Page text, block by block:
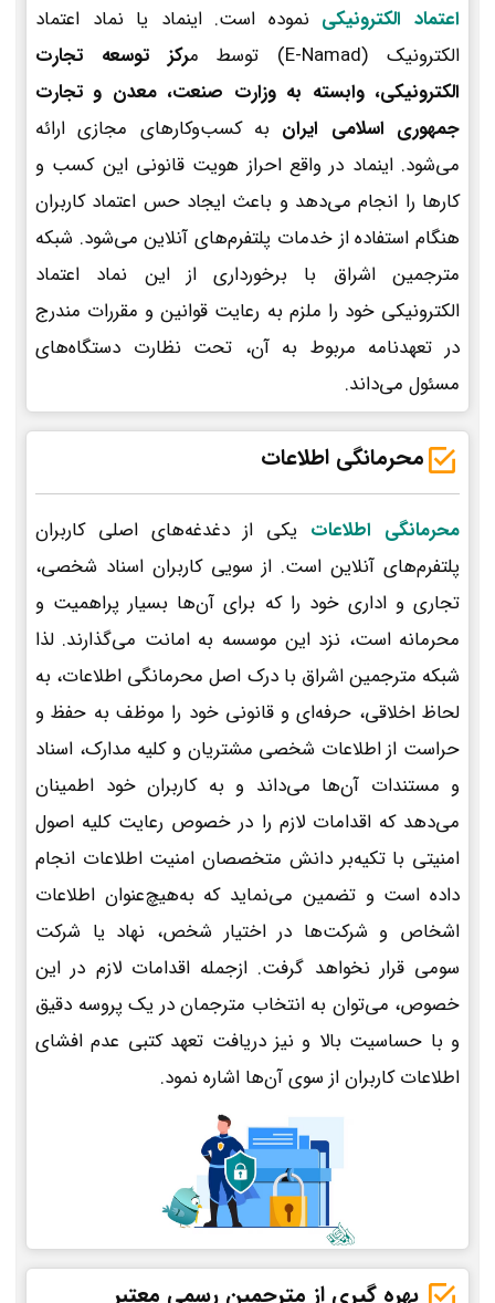
اعتماد الکترونیکی نموده است. اینماد یا نماد اعتماد
الکترونیک (E-Namad) توسط م
رکز توسعه تجارت
الکترونیکی، وابسته به وزارت صنعت، معدن و تجارت
جمهوری اسلامی ایران به کسب‌وکارهای مجازی ارائه
می‌شود. اینماد در واقع احراز هویت قانونی این کسب و
کارها را انجام می‌دهد و باعث ایجاد حس اعتماد کاربران
هنگام استفاده از خدمات پلتفرم‌های آنلاین می‌شود. شبکه
مترجمین اشراق با برخورداری از این نماد اعتماد
الکترونیکی خود را ملزم به رعایت قوانین و مقررات مندرج
در تعهدنامه مربوط به آن، تحت نظارت دستگاه‌های
مسئول می‌داند.
محرمانگی اطلاعات
محرمانگی اطلاعات یکی از دغدغه‌های اصلی کاربران
پلتفرم‌های آنلاین است. از سویی کاربران اسناد شخصی،
تجاری و اداری خود را که برای آن‌ها بسیار پراهمیت و
محرمانه است، نزد این موسسه به امانت می‌گذارند. لذا
شبکه مترجمین اشراق با درک اصل محرمانگی اطلاعات، به
لحاظ اخلاقی، حرفه‌ای و قانونی خود را موظف به حفظ و
حراست از اطلاعات شخصی مشتریان و کلیه مدارک، اسناد
و مستندات آن‌ها می‌داند و به کاربران خود اطمینان
می‌دهد که اقدامات لازم را در خصوص رعایت کلیه اصول
امنیتی با تکیه‌بر دانش متخصصان امنیت اطلاعات انجام
داده است و تضمین می‌نماید که به‌هیچ‌عنوان اطلاعات
اشخاص و شرکت‌ها در اختیار شخص، نهاد یا شرکت
سومی قرار نخواهد گرفت. ازجمله اقدامات لازم در این
خصوص، می‌توان به انتخاب مترجمان در یک پروسه دقیق
و با حساسیت بالا و نیز دریافت تعهد کتبی عدم افشای
اطلاعات کاربران از سوی آن‌ها اشاره نمود.
بهره گیری از مترجمین رسمی معتبر